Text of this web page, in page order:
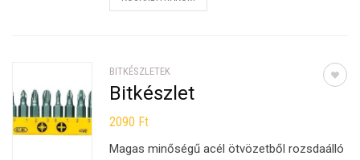
BITKÉSZLETEK
Bitkészlet
2090 Ft
Magas minőségű acél ötvözetből rozsdaálló